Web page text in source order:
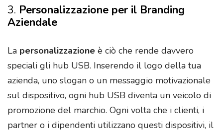
3. Personalizzazione per il Branding
Aziendale
La personalizzazione è ciò che rende davvero
speciali gli hub USB. Inserendo il logo della tua
azienda, uno slogan o un messaggio motivazionale
sul dispositivo, ogni hub USB diventa un veicolo di
promozione del marchio. Ogni volta che i clienti, i
partner o i dipendenti utilizzano questi dispositivi, il